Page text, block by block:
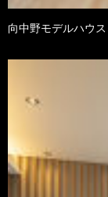
向中野モデルハウス